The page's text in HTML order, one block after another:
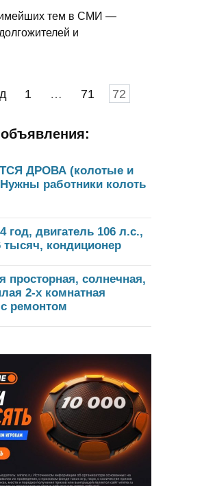
тем в СМИ —
и
1 … 71 72
ДРОВА (колотые и
работники колоть
год, двигатель 106 л.с.,
тысяч, кондиционер
просторная, солнечная,
2-х комнатная
ремонтом